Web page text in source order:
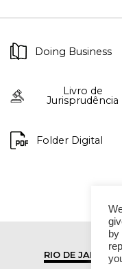
Doing Business
Livro de
Jurisprudência
Folder Digital
RIO DE JANEIRO
by